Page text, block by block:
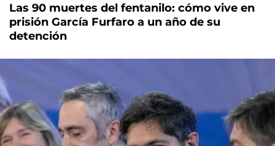
Las 90 muertes del fentanilo: cómo vive en
prisión García Furfaro a un año de su
detención